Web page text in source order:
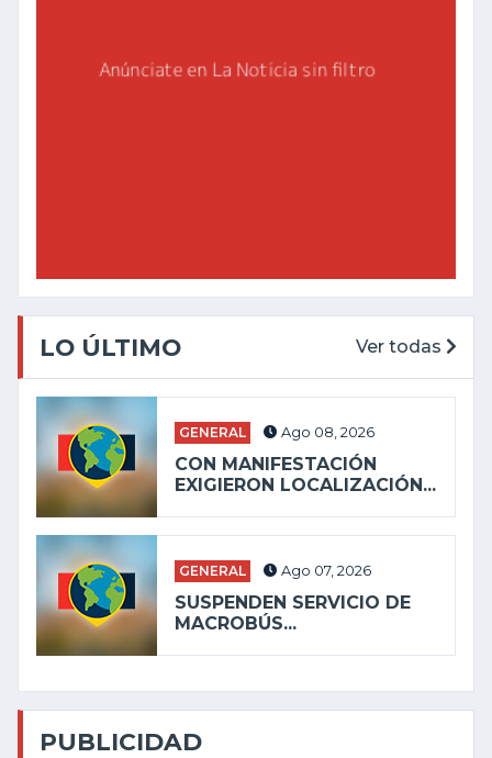
LO ÚLTIMO Ver todas
GENERAL Ago 08, 2026
CON MANIFESTACIÓN
EXIGIERON LOCALIZACIÓN...
GENERAL Ago 07, 2026
SUSPENDEN SERVICIO DE
MACROBÚS...
PUBLICIDAD